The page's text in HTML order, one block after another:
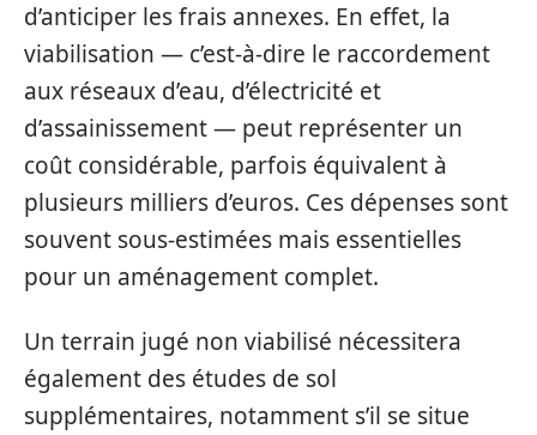
d’anticiper les frais annexes. En effet, la
viabilisation — c’est-à-dire le raccordement
aux réseaux d’eau, d’électricité et
d’assainissement — peut représenter un
coût considérable, parfois équivalent à
plusieurs milliers d’euros. Ces dépenses sont
souvent sous-estimées mais essentielles
pour un aménagement complet.
Un terrain jugé non viabilisé nécessitera
également des études de sol
supplémentaires, notamment s’il se situe